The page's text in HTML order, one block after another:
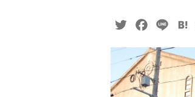
TwitterFacebook
Line